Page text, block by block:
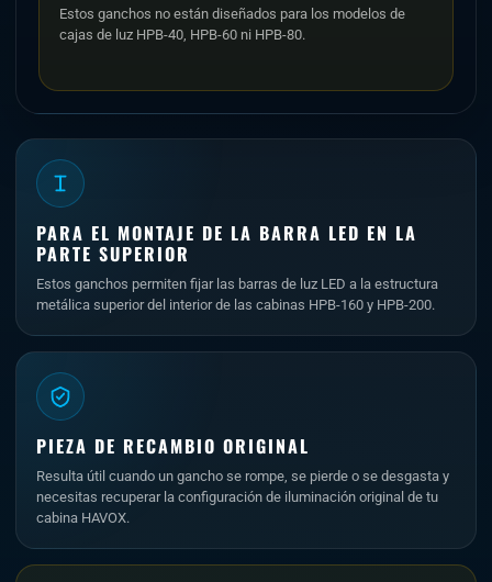
Estos ganchos no están diseñados para los modelos de
cajas de luz HPB-40, HPB-60 ni HPB-80.
PARA EL MONTAJE DE LA BARRA LED EN LA
PARTE SUPERIOR
Estos ganchos permiten fijar las barras de luz LED a la estructura
metálica superior del interior de las cabinas HPB-160 y HPB-200.
PIEZA DE RECAMBIO ORIGINAL
Resulta útil cuando un gancho se rompe, se pierde o se desgasta y
necesitas recuperar la configuración de iluminación original de tu
cabina HAVOX.